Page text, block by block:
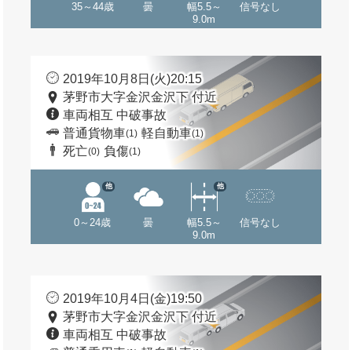
35～44歳 曇
幅5.5～
9.0m
信号なし
2019年10月8日(火)20:15
茅野市大字金沢金沢下 付近
車両相互 中破事故
普通貨物車(1) 軽自動車(1)
死亡(0) 負傷(1)
0～24歳
他
曇
幅5.5～
9.0m
他
信号なし
2019年10月4日(金)19:50
茅野市大字金沢金沢下 付近
車両相互 中破事故